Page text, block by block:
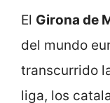
El Girona de
del mundo
transcurrido
liga, los